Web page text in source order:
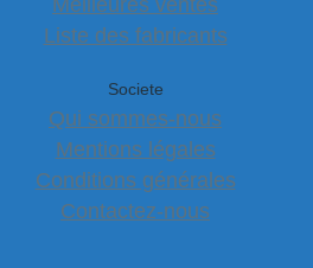
Meilleures ventes
Liste des fabricants
Societe
Qui sommes-nous
Mentions légales
Conditions générales
Contactez-nous